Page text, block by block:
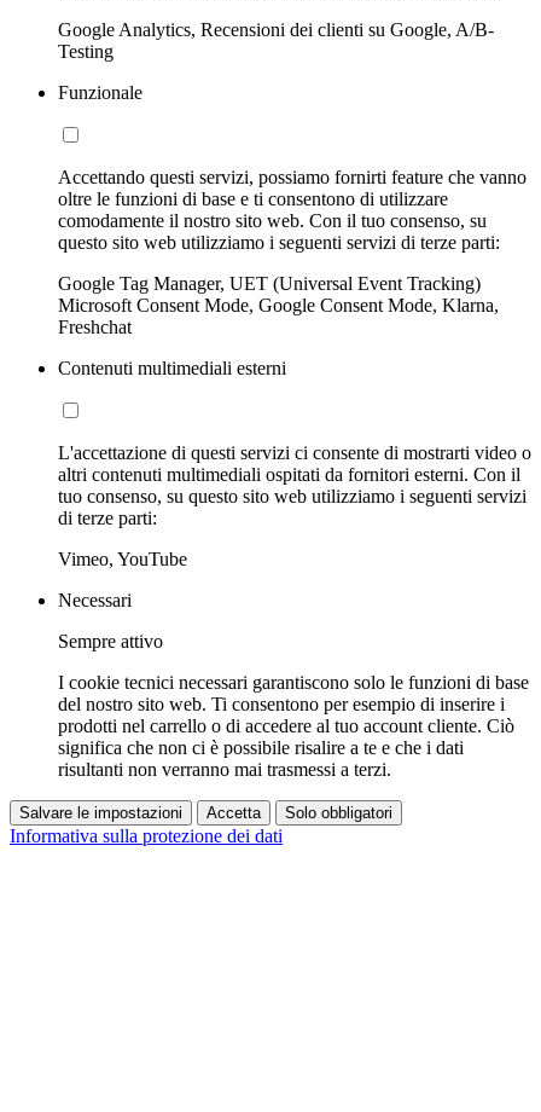
Google Analytics, Recensioni dei clienti su Google, A/B-
Testing
Funzionale
Accettando questi servizi, possiamo fornirti feature che vanno
oltre le funzioni di base e ti consentono di utilizzare
comodamente il nostro sito web. Con il tuo consenso, su
questo sito web utilizziamo i seguenti servizi di terze parti:
Google Tag Manager, UET (Universal Event Tracking)
Microsoft Consent Mode, Google Consent Mode, Klarna,
Freshchat
Contenuti multimediali esterni
L'accettazione di questi servizi ci consente di mostrarti video o
altri contenuti multimediali ospitati da fornitori esterni. Con il
tuo consenso, su questo sito web utilizziamo i seguenti servizi
di terze parti:
Vimeo, YouTube
Necessari
Sempre attivo
I cookie tecnici necessari garantiscono solo le funzioni di base
del nostro sito web. Ti consentono per esempio di inserire i
prodotti nel carrello o di accedere al tuo account cliente. Ciò
significa che non ci è possibile risalire a te e che i dati
risultanti non verranno mai trasmessi a terzi.
Salvare le impostazioni Accetta Solo obbligatori
Informativa sulla protezione dei dati